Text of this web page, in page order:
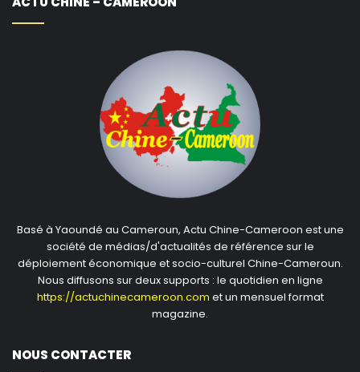
Basé à Yaoundé au Cameroun, Actu Chine-Cameroon est une
société de médias/d'actualités de référence sur le
déploiement économique et socio-culturel Chine-Cameroun.
Nous diffusons sur deux supports : le quotidien en ligne
https://actuchinecameroon.com et un mensuel format
magazine.
NOUS CONTACTER